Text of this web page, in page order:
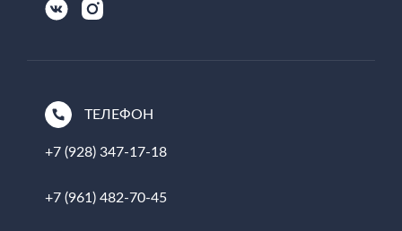
ТЕЛЕФОН
+7 (928) 347-17-18
+7 (961) 482-70-45